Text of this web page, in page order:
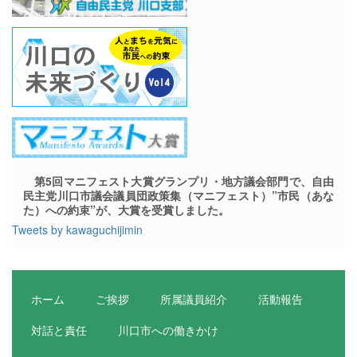
第5回マニフェスト大賞グランプリ・地方議会部門で、自由
民主党川口市議会議員団政策集（マニフェスト）”市民（あな
た）への約束”が、大賞を受賞しました。
Tweets by kawaguchijimin
ホーム ご挨拶 所属議員紹介
活動報告
対話と責任
川口市への働きかけ